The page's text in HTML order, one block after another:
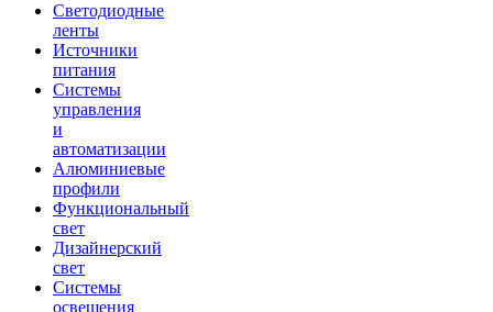
Светодиодные
ленты
Источники
питания
Системы
управления
и
автоматизации
Алюминиевые
профили
Функциональный
свет
Дизайнерский
свет
Системы
освещения